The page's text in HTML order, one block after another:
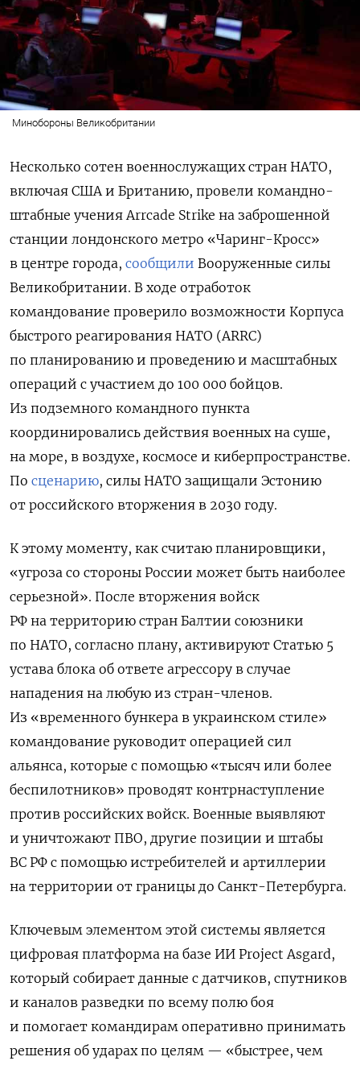
Минобороны Великобритании
Несколько сотен военнослужащих стран НАТО,
включая США и Британию, провели командно-
штабные учения Arrcade Strike на заброшенной
станции лондонского метро «Чаринг-Кросс»
в центре города, сообщили Вооруженные силы
Великобритании. В ходе отработок
командование проверило возможности Корпуса
быстрого реагирования НАТО (ARRC)
по планированию и проведению и масштабных
операций с участием до 100 000 бойцов.
Из подземного командного пункта
координировались действия военных на суше,
на море, в воздухе, космосе и киберпространстве.
По сценарию, силы НАТО защищали Эстонию
от российского вторжения в 2030 году.
К этому моменту, как считаю планировщики,
«угроза со стороны России может быть наиболее
серьезной». После вторжения войск
РФ на территорию стран Балтии союзники
по НАТО, согласно плану, активируют Статью 5
устава блока об ответе агрессору в случае
нападения на любую из стран-членов.
Из «временного бункера в украинском стиле»
командование руководит операцией сил
альянса, которые с помощью «тысяч или более
беспилотников» проводят контрнаступление
против российских войск. Военные выявляют
и уничтожают ПВО, другие позиции и штабы
ВС РФ с помощью истребителей и артиллерии
на территории от границы до Санкт-Петербурга.
Ключевым элементом этой системы является
цифровая платформа на базе ИИ Project Asgard,
который собирает данные с датчиков, спутников
и каналов разведки по всему полю боя
и помогает командирам оперативно принимать
решения об ударах по целям — «быстрее, чем